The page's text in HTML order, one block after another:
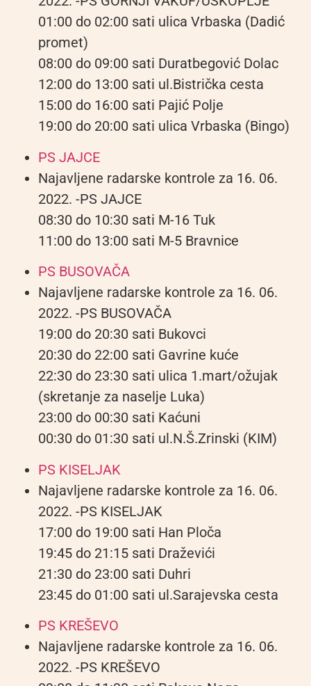
01:00 do 02:00 sati ulica Vrbaska (Dadić
promet)
08:00 do 09:00 sati Duratbegović Dolac
12:00 do 13:00 sati ul.Bistrička cesta
15:00 do 16:00 sati Pajić Polje
19:00 do 20:00 sati ulica Vrbaska (Bingo)
PS JAJCE
Najavljene radarske kontrole za 16. 06.
2022. -PS JAJCE
08:30 do 10:30 sati M-16 Tuk
11:00 do 13:00 sati M-5 Bravnice
PS BUSOVAČA
Najavljene radarske kontrole za 16. 06.
2022. -PS BUSOVAČA
19:00 do 20:30 sati Bukovci
20:30 do 22:00 sati Gavrine kuće
22:30 do 23:30 sati ulica 1.mart/ožujak
(skretanje za naselje Luka)
23:00 do 00:30 sati Kaćuni
00:30 do 01:30 sati ul.N.Š.Zrinski (KIM)
PS KISELJAK
Najavljene radarske kontrole za 16. 06.
2022. -PS KISELJAK
17:00 do 19:00 sati Han Ploča
19:45 do 21:15 sati Draževići
21:30 do 23:00 sati Duhri
23:45 do 01:00 sati ul.Sarajevska cesta
PS KREŠEVO
Najavljene radarske kontrole za 16. 06.
2022. -PS KREŠEVO